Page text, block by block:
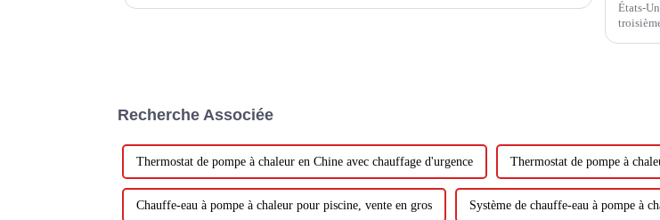
États-
Recherche Associée
Thermostat de pompe à chaleur en Chine avec chauffage d'urgence Thermostat de pompe à
Chauffe-eau à pompe à chaleur pour piscine, vente en gros Système de chauffe-eau à pompe à